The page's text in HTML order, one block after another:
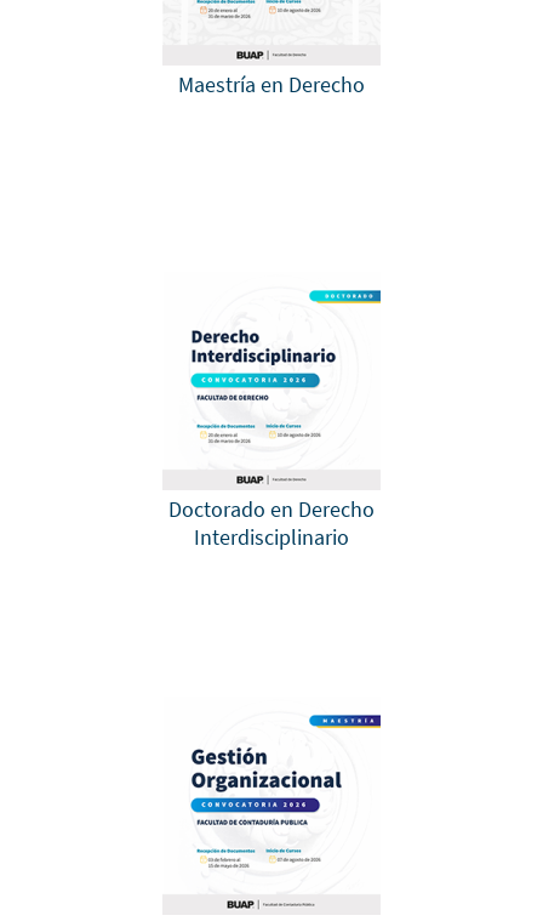
Maestría en Derecho
Doctorado en Derecho
Interdisciplinario